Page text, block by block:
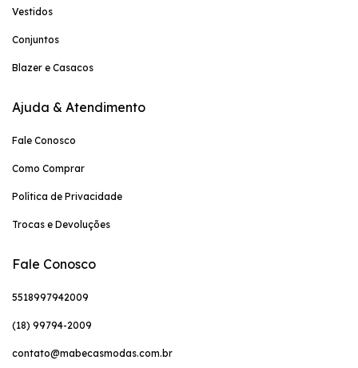
Vestidos
Conjuntos
Blazer e Casacos
Ajuda & Atendimento
Fale Conosco
Como Comprar
Política de Privacidade
Trocas e Devoluções
Fale Conosco
5518997942009
(18) 99794-2009
contato@mabecasmodas.com.br